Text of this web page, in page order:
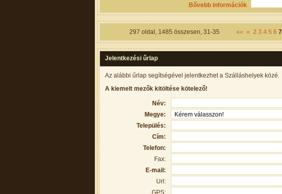
Bővebb információk
297 oldal, 1485 összesen, 31-35 «« « 2 3 4 5 6 7
Jelentkezési űrlap
Az alábbi űrlap segítségével jelentkezhet a Szálláshelyek közé.
A kiemelt mezők kitöltése kötelező!
Név:
Megye:
Település:
Cím:
Telefon:
Fax:
E-mail:
Url:
GPS: